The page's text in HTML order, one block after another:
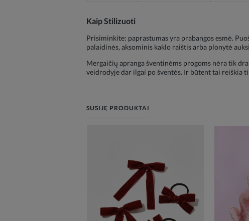
Kaip Stilizuoti
Prisiminkite: paprastumas yra prabangos esmė.
palaidinės, aksominis kaklo raištis arba plonytė
Mergaičių apranga šventinėms progoms nėra tik
veidrodyje dar ilgai po šventės. Ir būtent tai reiškia
SUSIJĘ PRODUKTAI